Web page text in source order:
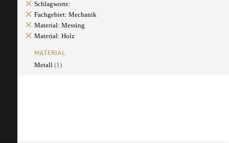
Schlagworte:
Fachgebiet: Mechanik
Material: Messing
Material: Holz
MATERIAL
Metall (1)